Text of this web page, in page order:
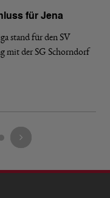
für Jena
stand für den SV
mit der SG Schorndorf